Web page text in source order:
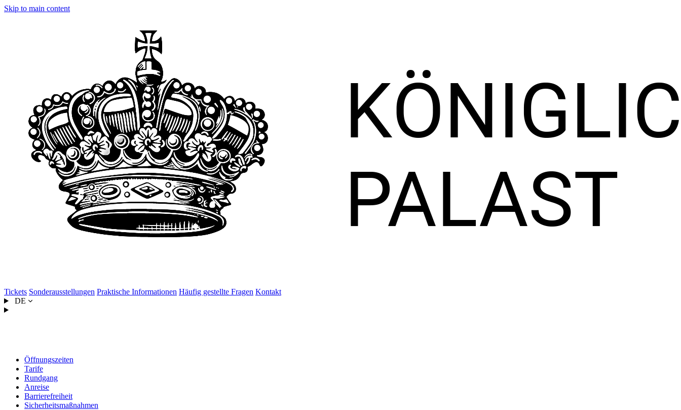
Skip to main content
Tickets Sonderausstellungen Praktische Informationen Häufig gestellte Fragen Kontakt
DE
Öffnungszeiten
Tarife
Rundgang
Anreise
Barrierefreiheit
Sicherheitsmaßnahmen